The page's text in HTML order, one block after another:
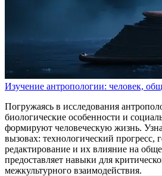
Изучение антропологии: человек,
Погружаясь в исследования
биологические особенности и
формируют человеческую жизнь.
вызовах: технологический прогресс,
редактирование и их влияние на
предоставляет навыки для
межкультурного взаимодействия.